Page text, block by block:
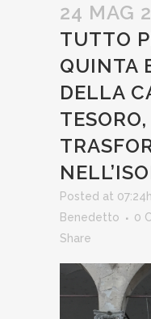
24 MAG
TUTTO
QUINTA
DELLA
Posted at 07:24h
Benedetto
0
Share